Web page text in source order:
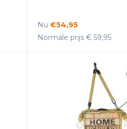
Nu €54,95
Normale prijs € 59,95